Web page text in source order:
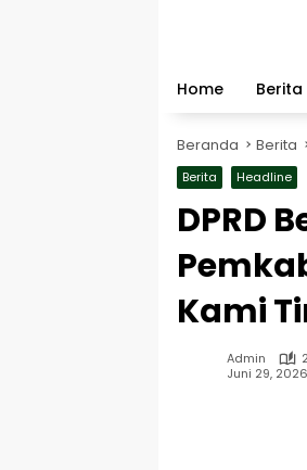
Home
Berita
Beranda Berita
Berita Headline
DPRD
Kami
Admin
Juni 29, 2026